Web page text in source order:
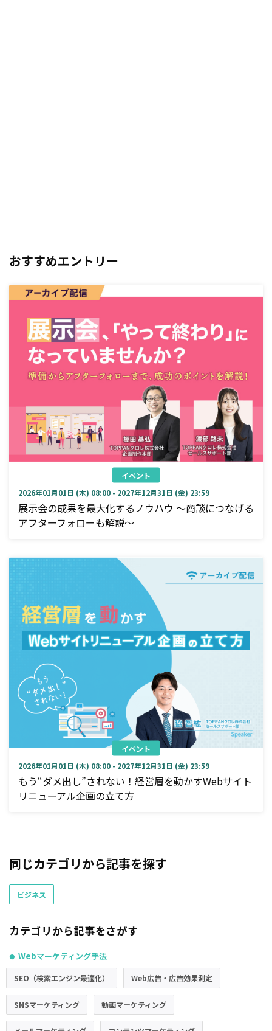
おすすめエントリー
イベント
2026年01月01日 (木) 08:00 - 2027年12月31日 (金) 23:59
展示会の成果を最大化するノウハウ ～商談につなげる
アフターフォローも解説～
イベント
2026年01月01日 (木) 08:00 - 2027年12月31日 (金) 23:59
もう“ダメ出し”されない！経営層を動かすWebサイト
リニューアル企画の立て方
同じカテゴリから記事を探す
ビジネス
カテゴリから記事をさがす
● Webマーケティング手法
SEO（検索エンジン最適化） Web広告・広告効果測定
SNSマーケティング 動画マーケティング